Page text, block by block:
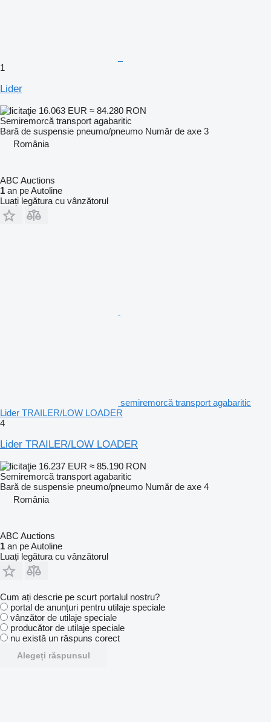
1
Lider
16.063 EUR ≈ 84.280 RON
Semiremorcă transport agabaritic
Bară de suspensie pneumo/pneumo Număr de axe 3
România
ABC Auctions
1 an pe Autoline
Luați legătura cu vânzătorul
semiremorcă transport agabaritic
Lider TRAILER/LOW LOADER
4
Lider TRAILER/LOW LOADER
16.237 EUR ≈ 85.190 RON
Semiremorcă transport agabaritic
Bară de suspensie pneumo/pneumo Număr de axe 4
România
ABC Auctions
1 an pe Autoline
Luați legătura cu vânzătorul
Cum ați descrie pe scurt portalul nostru?
portal de anunțuri pentru utilaje speciale
vânzător de utilaje speciale
producător de utilaje speciale
nu există un răspuns corect
Alegeți răspunsul